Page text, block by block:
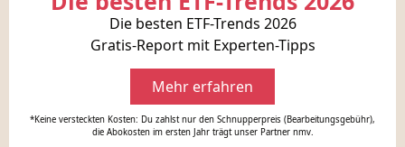
Die besten ETF-Trends 2026
Gratis-Report mit Experten-Tipps
Mehr erfahren
*Keine versteckten Kosten: Du zahlst nur den Schnupperpreis (Bearbeitungsgebühr),
die Abokosten im ersten Jahr trägt unser Partner nmv.